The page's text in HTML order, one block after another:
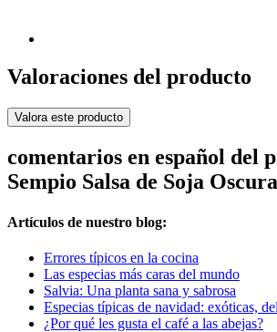
Valoraciones del producto
Valora este producto
comentarios en español del
Sempio Salsa de Soja Oscura
Artículos de nuestro blog:
Errores típicos en la cocina
Las especias más caras del mundo
Salvia: Una planta sana y sabrosa
Especias típicas de navidad: exóticas,
¿Por qué les gusta el café a las abejas?